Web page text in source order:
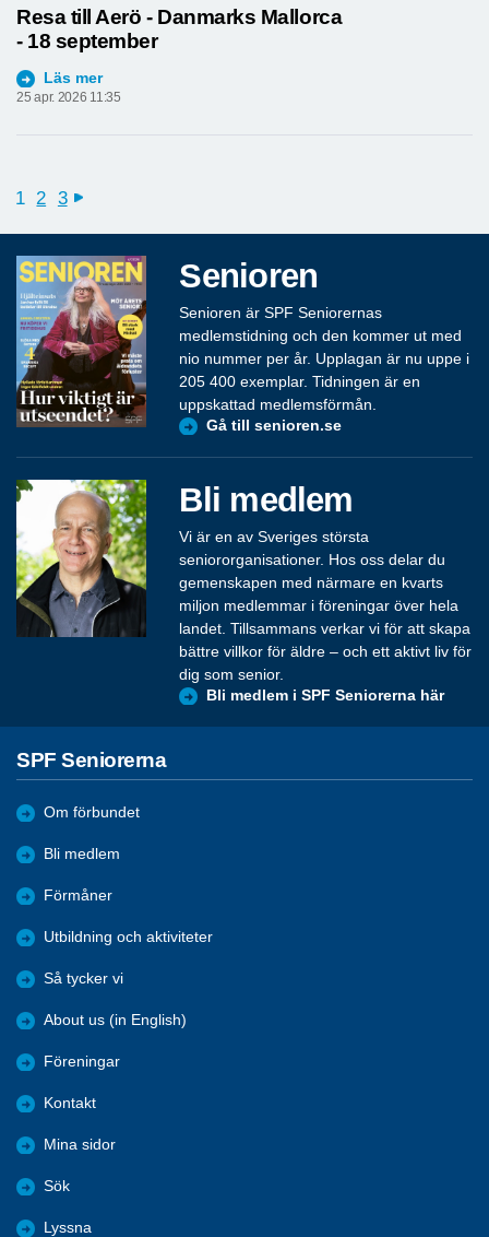
Resa till Aerö - Danmarks Mallorca
- 18 september
Läs mer
25 apr. 2026 11:35
1 2 3 next
Senioren
Senioren är SPF Seniorernas
medlemstidning och den kommer ut med
nio nummer per år. Upplagan är nu uppe i
205 400 exemplar. Tidningen är en
uppskattad medlemsförmån.
Gå till senioren.se
Bli medlem
Vi är en av Sveriges största
seniororganisationer. Hos oss delar du
gemenskapen med närmare en kvarts
miljon medlemmar i föreningar över hela
landet. Tillsammans verkar vi för att skapa
bättre villkor för äldre – och ett aktivt liv för
dig som senior.
Bli medlem i SPF Seniorerna här
SPF Seniorerna
Om förbundet
Bli medlem
Förmåner
Utbildning och aktiviteter
Så tycker vi
About us (in English)
Föreningar
Kontakt
Mina sidor
Sök
Lyssna